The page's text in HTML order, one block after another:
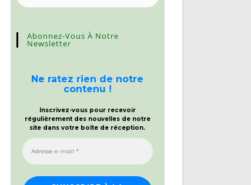
Abonnez-Vous À Notre
Newsletter
Ne ratez rien de notre
contenu !
Inscrivez-vous pour recevoir
régulièrement des nouvelles de notre
site dans votre boîte de réception.